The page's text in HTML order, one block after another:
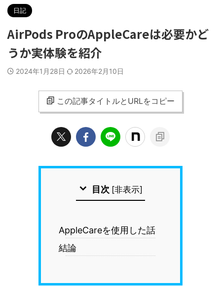
日記
AirPods ProのAppleCareは必要かど
うか実体験を紹介
2024年1月28日 2026年2月10日
この記事タイトルとURLをコピー
目次 [非表示]
AppleCareを使用した話
結論